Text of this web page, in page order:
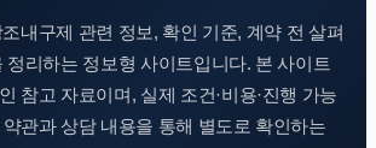
내구제 관련 정보, 확인 기준, 계약 전 살펴
정리하는 정보형 사이트입니다. 본 사이트
참고 자료이며, 실제 조건·비용·진행 가능
관과 상담 내용을 통해 별도로 확인하는